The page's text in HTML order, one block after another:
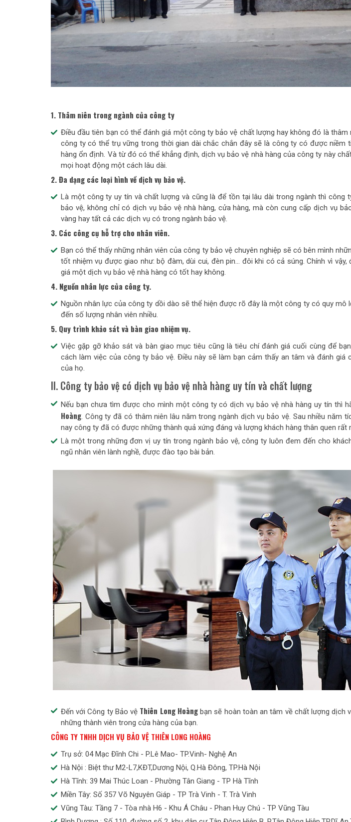
1. Thâm niên trong ngành của công ty
Điều đầu tiên bạn có thể đánh giá một công ty bảo vệ chất lượng hay không đó là
công ty có thể trụ vững trong thời gian dài chắc chắn đây sẽ là công ty có được niềm
hàng ổn định. Và từ đó có thể khẳng định, dịch vụ bảo vệ nhà hàng của công ty này
mọi hoạt động một cách lâu dài.
2. Đa dạng các loại hình về dịch vụ bảo vệ.
Là một công ty uy tín và chất lượng và cũng là để tồn tại lâu dài trong ngành thì công
bảo vệ, không chỉ có dịch vụ bảo vệ nhà hàng, cửa hàng, mà còn cung cấp dịch vụ
vàng hay tất cả các dịch vụ có trong ngành bảo vệ.
3. Các công cụ hỗ trợ cho nhân viên.
Bạn có thể thấy những nhân viên của công ty bảo vệ chuyên nghiệp sẽ có bên mình
tốt nhiệm vụ được giao như: bộ đàm, dùi cui, đèn pin… đôi khi có cả súng. Chính vì
giá một dịch vụ bảo vệ nhà hàng có tốt hay không.
4. Nguồn nhân lực của công ty.
Nguồn nhân lực của công ty dồi dào sẽ thể hiện được rõ đây là một công ty có quy mô
đến số lượng nhân viên nhiều.
5. Quy trình khảo sát và bàn giao nhiệm vụ.
Việc gặp gỡ khảo sát và bàn giao mục tiêu cũng là tiêu chí đánh giá cuối cùng để
cách làm việc của công ty bảo vệ. Điều này sẽ làm bạn cảm thấy an tâm và đánh giá
của họ.
II. Công ty bảo vệ có dịch vụ bảo vệ nhà hàng uy tín và chất lượng
Nếu bạn chưa tìm được cho mình một công ty có dịch vụ bảo vệ nhà hàng uy tín thì
Hoàng. Công ty đã có thâm niên lâu năm trong ngành dịch vụ bảo vệ. Sau nhiều năm
nay công ty đã có được những thành quả xứng đáng và lượng khách hàng thân quen rất
Là một trong những đơn vị uy tín trong ngành bảo vệ, công ty luôn đem đến cho
ngũ nhân viên lành nghề, được đào tạo bài bản.
Đến với Công ty Bảo vệ Thiên Long Hoàngbạn sẽ hoàn toàn an tâm về chất lượng dịch
những thành viên trong cửa hàng của bạn.
CÔNG TY TNHH DỊCH VỤ BẢO VỆ THIÊN LONG HOÀNG
Trụ sở: 04 Mạc Đĩnh Chi - P.Lê Mao- TP.Vinh- Nghệ An
Hà Nội : Biệt thư M2-L7,KĐT,Dương Nội, Q.Hà Đông, TP.Hà Nội
Hà Tĩnh: 39 Mai Thúc Loan - Phường Tân Giang - TP Hà Tĩnh
Miền Tây: Số 357 Võ Nguyên Giáp - TP Trà Vinh - T. Trà Vinh
Vũng Tàu: Tầng 7 - Tòa nhà H6 - Khu Á Châu - Phan Huy Chú - TP Vũng Tàu